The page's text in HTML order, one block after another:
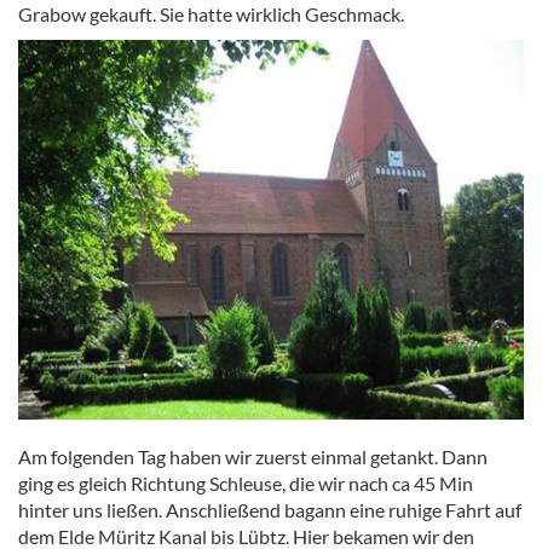
Grabow gekauft. Sie hatte wirklich Geschmack.
Am folgenden Tag haben wir zuerst einmal getankt. Dann
ging es gleich Richtung Schleuse, die wir nach ca 45 Min
hinter uns ließen. Anschließend bagann eine ruhige Fahrt auf
dem Elde Müritz Kanal bis Lübtz. Hier bekamen wir den